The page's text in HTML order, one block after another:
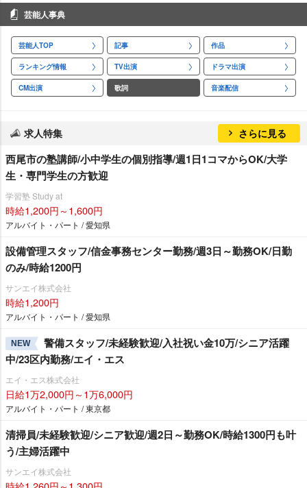
芸能人事典
芸能人TOP 記事 作品
ランキング情報 TV出演 ドラマ出演
CM出演 歌詞 音楽配信
求人特集 さらに見る
西尾市の塾講師/小中学生の個別指導/週1日1コマからOK/大学
生・専門学生の方歓迎
学習塾 Study at
時給1,200円～1,600円
アルバイト・パート / 愛知県
設備管理スタッフ/信金事務センター勤務/週3日～勤務OK/日勤
のみ/時給1200円
サンエイ株式会社
時給1,200円
アルバイト・パート / 愛知県
NEW
警備スタッフ/未経験歓迎/入社祝い金10万/シニア活躍
中/23区内勤務/エイ・エス
エイ・エス株式会社
日給1万2,000円～1万6,000円
アルバイト・パート / 東京都
清掃員/未経験歓迎/シニア歓迎/週2日～勤務OK/時給1300円も叶
う/主婦活躍中
サンエイ株式会社